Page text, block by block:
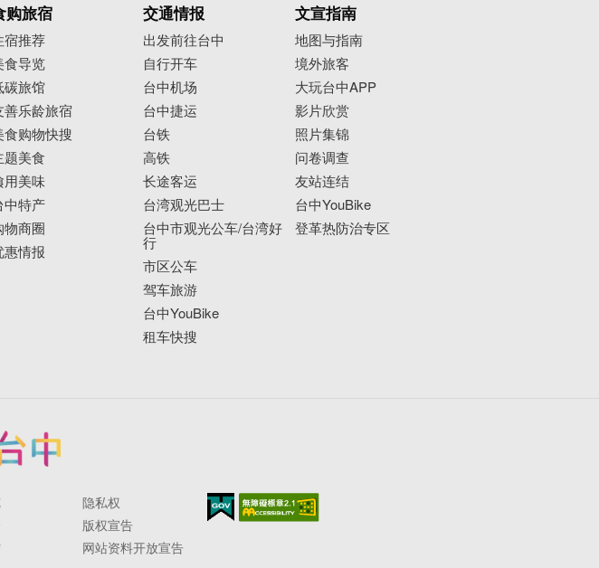
购旅宿
宿推荐
食导览
碳旅馆
善乐龄旅宿
食购物快搜
题美食
用美味
中特产
物商圈
惠情报
交通情报
出发前往台中
自行开车
台中机场
台中捷运
台铁
高铁
长途客运
台湾观光巴士
台中市观光公车/台湾好
行
市区公车
驾车旅游
台中YouBike
租车快搜
文宣指南
地图与指南
境外旅客
大玩台中APP
影片欣赏
照片集锦
问卷调查
友站连结
台中YouBike
登革热防治专区
隐私权
版权宣告
网站资料开放宣告